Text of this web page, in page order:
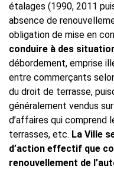
étalages (1990, 2011
absence de
obligation de mise en
conduire à des
débordement, emprise
entre commerçants
du droit de terrasse,
généralement vendus
d’affaires qui comprend
terrasses, etc. La Ville
d’action effectif que
renouvellement de